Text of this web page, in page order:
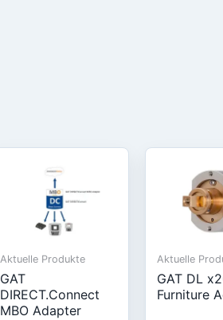
Aktuelle Produkte
GAT
DIRECT.Connect
MBO Adapter
Aktuelle
GAT DL
Furniture